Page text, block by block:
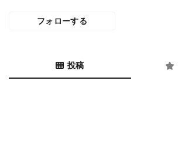
フォローする
投稿